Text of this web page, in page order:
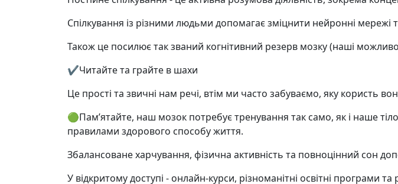
Спілкування із різними людьми допомагає зміцнити нейронні мережі
Також це посилює так званий когнітивний резерв мозку (наші
✔️Читайте та грайте в шахи
Це прості та звичні нам речі, втім ми часто забуваємо, яку користь
🟢Пам’ятайте, наш мозок потребує тренування так само, як і наше
правилами здорового способу життя.
Збалансоване харчування, фізична активність та повноцінний сон
У відкритому доступі - онлайн-курси, різноманітні освітні програми